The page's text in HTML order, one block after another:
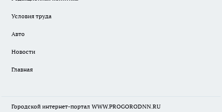
Условия труда
Авто
Новости
Главная
Городской интернет-портал WWW.PROGORODNN.RU